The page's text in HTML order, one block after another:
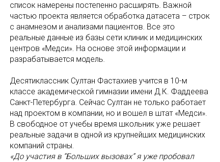
список намерены постепенно расширять. Важной
частью проекта является обработка датасета – строк
с анамнезом и анализами пациентов. Все это
реальные данные из базы сети клиник и медицинских
центров «Медси». На основе этой информации и
разрабатывается модель.
Десятиклассник Султан Фастахиев учится в 10-м
классе академической гимназии имени Д.К. Фаддеева
Санкт-Петербурга. Сейчас Султан не только работает
над проектом в компании, но и вошел в штат «Медси».
В свободное от учебы время школьник уже решает
реальные задачи в одной из крупнейших медицинских
компаний страны.
«До участия в “Больших вызовах” я уже пробовал